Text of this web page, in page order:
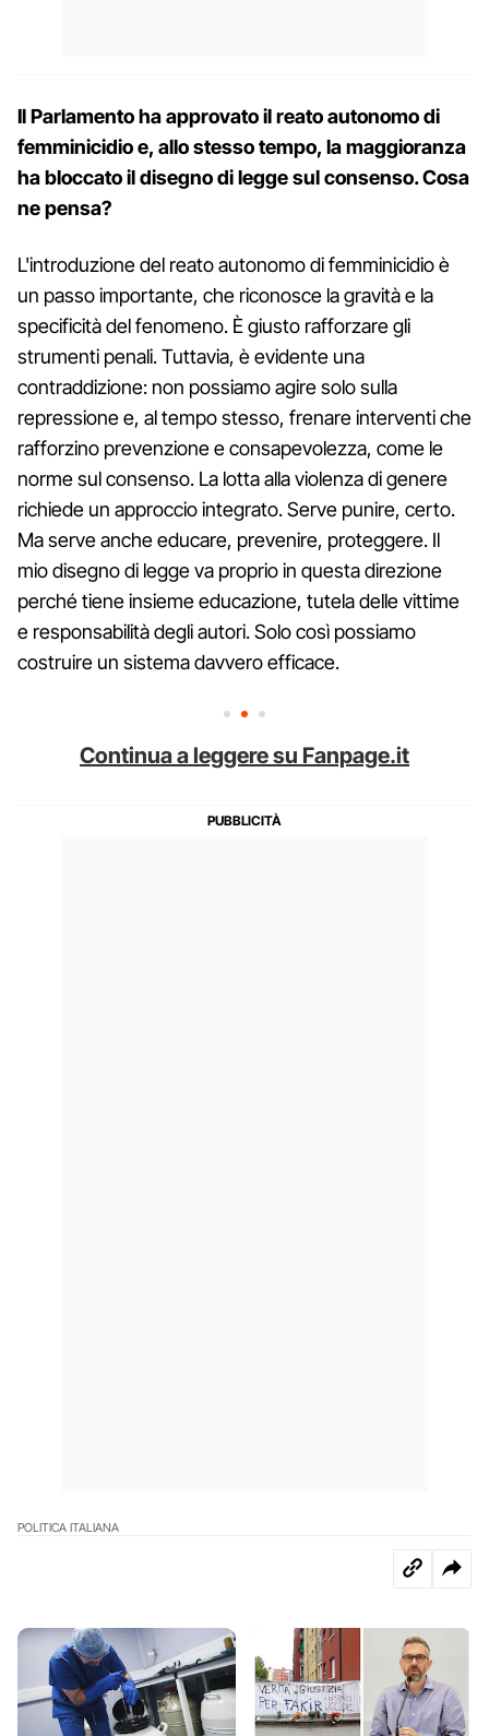
Il Parlamento ha approvato il reato autonomo di
femminicidio e, allo stesso tempo, la maggioranza
ha bloccato il disegno di legge sul consenso. Cosa
ne pensa?
L'introduzione del reato autonomo di femminicidio è
un passo importante, che riconosce la gravità e la
specificità del fenomeno. È giusto rafforzare gli
strumenti penali. Tuttavia, è evidente una
contraddizione: non possiamo agire solo sulla
repressione e, al tempo stesso, frenare interventi che
rafforzino prevenzione e consapevolezza, come le
norme sul consenso. La lotta alla violenza di genere
richiede un approccio integrato. Serve punire, certo.
Ma serve anche educare, prevenire, proteggere. Il
mio disegno di legge va proprio in questa direzione
perché tiene insieme educazione, tutela delle vittime
e responsabilità degli autori. Solo così possiamo
costruire un sistema davvero efficace.
Continua a leggere su Fanpage.it
POLITICA ITALIANA